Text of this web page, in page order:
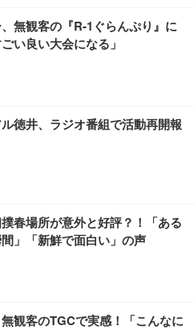
無観客の『R-1ぐらんぷり』に
い良い大会になる」
徳井、ラジオ番組で活動再開報
春場所が意外と好評？！「ある
」「新鮮で面白い」の声
観客のTGCで実感！「こんなに